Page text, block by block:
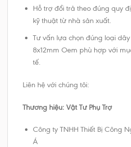
Hỗ trợ đổi trả theo đúng quy
kỹ thuật từ nhà sản xuất.
Tư vấn lựa chọn đúng loại dây
8x12mm Oem phù hợp với
tế.
Liên hệ với chúng tôi:
Thương hiệu: Vật Tư Phụ Trợ
Công ty TNHH Thiết Bị Công
Á